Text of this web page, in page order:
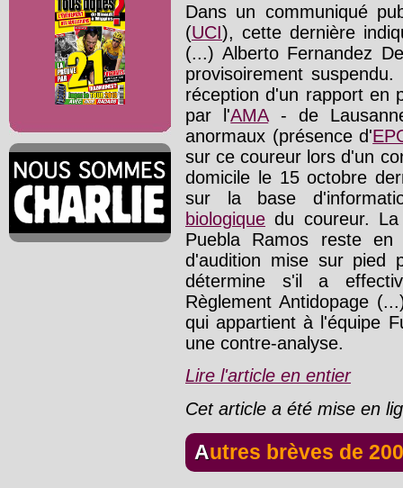
Dans un communiqué
(UCI), cette dernière
(...) Alberto Fernandez
provisoirement
réception d'un rapport en
par l'AMA- de
anormaux (présence d'
sur ce coureur lors d'un
domicile le 15 octobre
sur la base
biologique du coureur.
Puebla Ramos reste
d'audition mise sur pied
détermine s'il a
Règlement Antidopage
qui appartient à l'équipe
une contre-analyse.
Lire l'article en entier
Cet article a été mise en
Autres brèves de